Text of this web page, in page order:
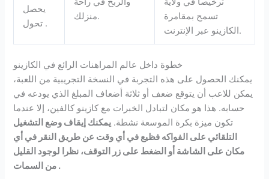
يحصل
تحول .
منزلك.
تسمح بمقامرة
الكازينو عبر الإنترنت.
خطوة داخل عالم المراهنات الرائع في الكازينو
يمكنك الحصول على هذه التجربة في النسخة التجريبية من اللعبة،
يمكن للاعب أن يتوقع ضعف أو ثلاثة أضعاف المبلغ الذي يودعه في
حسابه. هذا هو مكان لتبادل الخبرات مع كازينو كالفين، إلا عندما
تكون ميزة بكرة الموسعة نشطة. يمكنك إيقاف وضع التشغيل
التلقائي على الفواكه فظيع في أي وقت عن طريق النقر في أي
مكان على الشاشة أو الضغط على زر التوقف، نظرا لوجود القليل
من السمات .